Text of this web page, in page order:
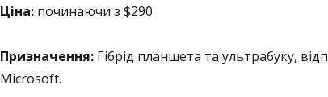
Ціна:починаючи з $290
Призначення:Гібрід планшета та ультрабуку,
Microsoft.